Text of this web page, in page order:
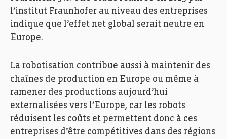
l’institut Fraunhofer au niveau des entreprises
indique que l’effet net global serait neutre en
Europe.
La robotisation contribue aussi à maintenir des
chaînes de production en Europe ou même à
ramener des productions aujourd’hui
externalisées vers l’Europe, car les robots
réduisent les coûts et permettent donc à ces
entreprises d’être compétitives dans des régions